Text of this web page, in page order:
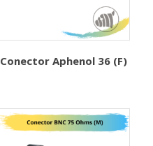
Conector Aphenol 36 (F)